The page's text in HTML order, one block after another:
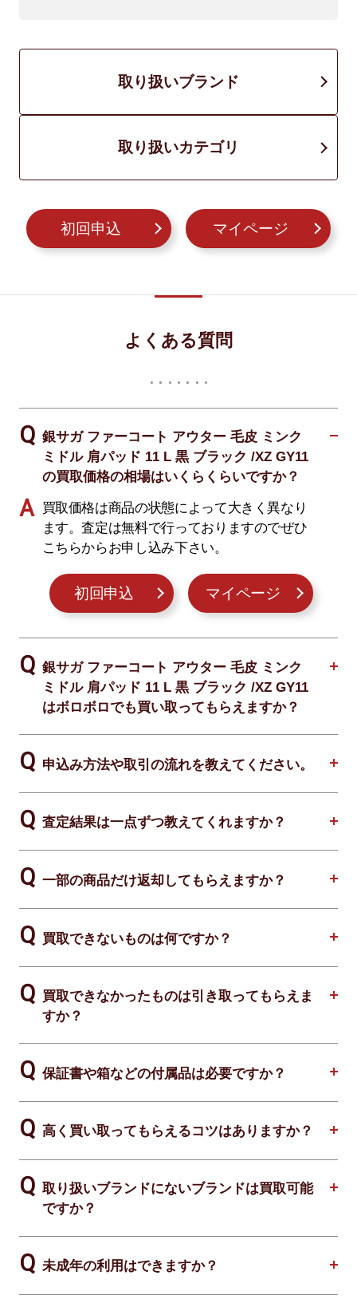
取り扱いブランド
取り扱いカテゴリ
初回申込 マイページ
よくある質問
銀サガ ファーコート アウター 毛皮 ミンク
ミドル 肩パッド 11 L 黒 ブラック /XZ GY11
の買取価格の相場はいくらくらいですか？
買取価格は商品の状態によって大きく異なり
ます。査定は無料で行っておりますのでぜひ
こちらからお申し込み下さい。
初回申込 マイページ
銀サガ ファーコート アウター 毛皮 ミンク
ミドル 肩パッド 11 L 黒 ブラック /XZ GY11
はボロボロでも買い取ってもらえますか？
申込み方法や取引の流れを教えてください。
査定結果は一点ずつ教えてくれますか？
一部の商品だけ返却してもらえますか？
買取できないものは何ですか？
買取できなかったものは引き取ってもらえま
すか？
保証書や箱などの付属品は必要ですか？
高く買い取ってもらえるコツはありますか？
取り扱いブランドにないブランドは買取可能
ですか？
未成年の利用はできますか？